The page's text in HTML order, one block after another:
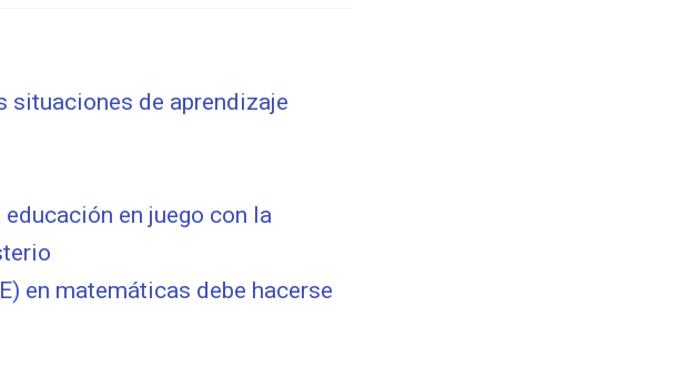
situaciones de aprendizaje
en juego con la
en matemáticas debe hacerse